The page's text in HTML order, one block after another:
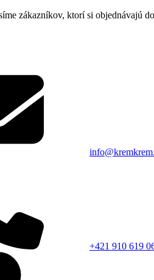
zákazníkov, ktorí si objednávajú
+421 910 619